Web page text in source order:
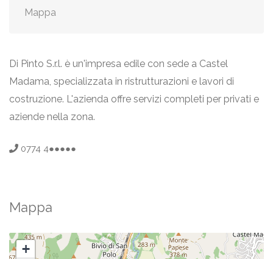
Mappa
Di Pinto S.r.l. è un'impresa edile con sede a Castel
Madama, specializzata in ristrutturazioni e lavori di
costruzione. L'azienda offre servizi completi per privati e
aziende nella zona.
0774 4●●●●●
Mappa
+